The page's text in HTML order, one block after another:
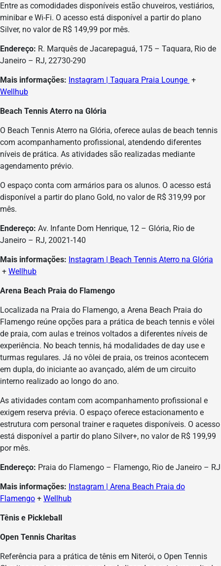
Entre as comodidades disponíveis estão chuveiros, vestiários,
minibar e Wi-Fi. O acesso está disponível a partir do plano
Silver, no valor de R$ 149,99 por mês.
Endereço: R. Marquês de Jacarepaguá, 175 – Taquara, Rio de
Janeiro – RJ, 22730-290
Mais informações: Instagram | Taquara Praia Lounge +
Wellhub
Beach Tennis Aterro na Glória
O Beach Tennis Aterro na Glória, oferece aulas de beach tennis
com acompanhamento profissional, atendendo diferentes
níveis de prática. As atividades são realizadas mediante
agendamento prévio.
O espaço conta com armários para os alunos. O acesso está
disponível a partir do plano Gold, no valor de R$ 319,99 por
mês.
Endereço: Av. Infante Dom Henrique, 12 – Glória, Rio de
Janeiro – RJ, 20021-140
Mais informações: Instagram | Beach Tennis Aterro na Glória
+ Wellhub
Arena Beach Praia do Flamengo
Localizada na Praia do Flamengo, a Arena Beach Praia do
Flamengo reúne opções para a prática de beach tennis e vôlei
de praia, com aulas e treinos voltados a diferentes níveis de
experiência. No beach tennis, há modalidades de day use e
turmas regulares. Já no vôlei de praia, os treinos acontecem
em dupla, do iniciante ao avançado, além de um circuito
interno realizado ao longo do ano.
As atividades contam com acompanhamento profissional e
exigem reserva prévia. O espaço oferece estacionamento e
estrutura com personal trainer e raquetes disponíveis. O acesso
está disponível a partir do plano Silver+, no valor de R$ 199,99
por mês.
Endereço: Praia do Flamengo – Flamengo, Rio de Janeiro – RJ
Mais informações: Instagram | Arena Beach Praia do
Flamengo + Wellhub
Tênis e Pickleball
Open Tennis Charitas
Referência para a prática de tênis em Niterói, o Open Tennis